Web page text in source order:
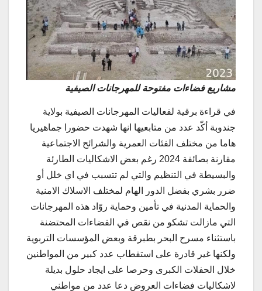
مشاريع فضاءات مفتوحة للمهرجانات الصيفية
في قراءة برقية لفعاليات المهرجانات الصيفية بولاية
جندوبة أكّد عدد من متابعيها انها شهدت حضورا جماهيريا
هاما من مختلف الفئات العمرية والشرائح الاجتماعية
مقارنة بصائفة 2024 رغم بعض الاشكاليات الطارئة
والبسيطة في التنظيم والتي لم تتسبب في اي خلل أو
ضرر بشري بفضل الدور الهام لمختلف الاسلاك الامنية
والحماية المدنية في تأمين وحماية روّاد هذه المهرجانات
التي مازالت تشكو من نقص في الفضاءات المحتضنة
باستثناء مسرح البحر بطبرقة وبعض المؤسسات التربوية
ولكنها غير قادرة على استقطاب عدد كبير من المواطنين
خلال الحفلات الكبرى وحرصا على ايجاد حلول بديلة
لاشكاليات فضاءات العروض دعا عدد من مواطني